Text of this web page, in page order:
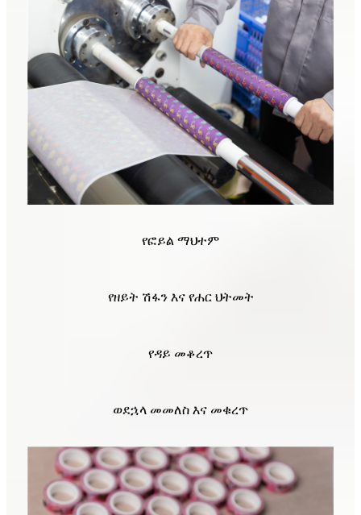
የፎይል ማህተም
የዘይት ሽፋን እና የሐር ህትመት
የዳይ መቆረጥ
ወደኋላ መመለስ እና መቁረጥ